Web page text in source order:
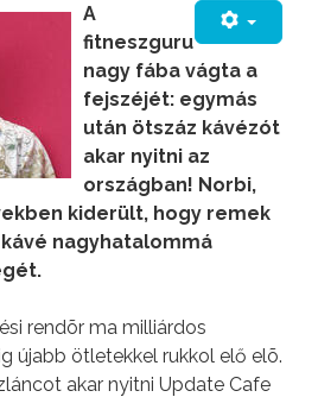
A
fitneszguru
nagy fába vágta a
fejszéjét: egymás
után ötszáz kávézót
akar nyitni az
országban! Norbi,
kiderült, hogy remek
nagyhatalommá
rendõr ma milliárdos
újabb ötletekkel rukkol elő elõ.
akar nyitni Update Cafe